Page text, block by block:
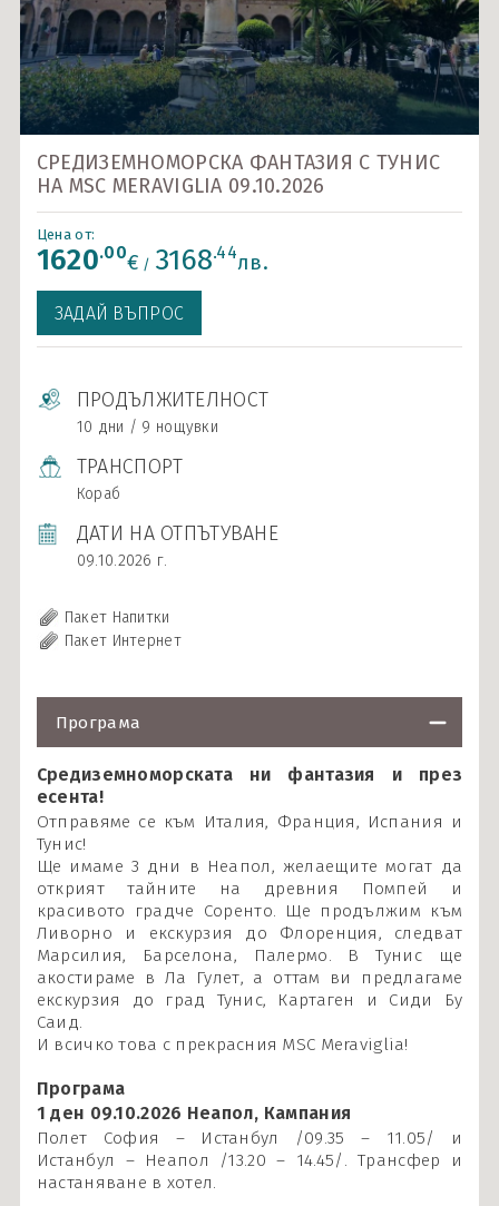
Карибски острови и САЩ
Ла Манш
Норвежки фиорди
Северно море и Исландия
Средиземно море
Индивидуални круизи
СРЕДИЗЕМНОМОРСКА ФАНТАЗИЯ С ТУНИС
НА MSC MERAVIGLIA 09.10.2026
ЗАДАЙ ВЪПРОС
Цена от:
1620.00€ / 3168.44лв.
ПРОДЪЛЖИТЕЛНОСТ
10 дни / 9 нощувки
ТРАНСПОРТ
Кораб
ДАТИ НА ОТПЪТУВАНЕ
09.10.2026 г.
Пакет Напитки
Пакет Интернет
Програма
Средиземноморската ни фантазия и през
есента!
Отправяме се към Италия, Франция, Испания и
Тунис!
Ще имаме 3 дни в Неапол, желаещите могат да
открият тайните на древния Помпей и
красивото градче Соренто. Ще продължим към
Ливорно и екскурзия до Флоренция, следват
Марсилия, Барселона, Палермо. В Тунис ще
акостираме в Ла Гулет, а оттам ви предлагаме
екскурзия до град Тунис, Картаген и Сиди Бу
Саид.
И всичко това с прекрасния MSC Meraviglia!
Програма
1 ден 09.10.2026 Неапол, Кампания
Полет София – Истанбул /09.35 – 11.05/ и
Истанбул – Неапол /13.20 – 14.45/. Трансфер и
настаняване в хотел.